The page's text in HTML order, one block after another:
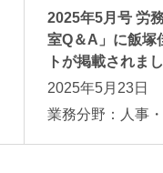
2025年5月号 労
室Q＆A」に飯塚
トが掲載されまし
2025年5月23日
業務分野：人事